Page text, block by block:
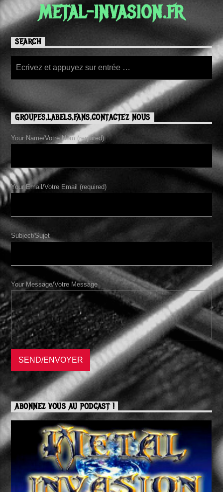
METAL-INVASION.FR
SEARCH
GROUPES,LABELS,FANS,CONTACTEZ NOUS
Your Name/Votre Nom (required)
Your Email/Votre Email (required)
Subject/Sujet
Your Message/Votre Message
ABONNEZ VOUS AU PODCAST !